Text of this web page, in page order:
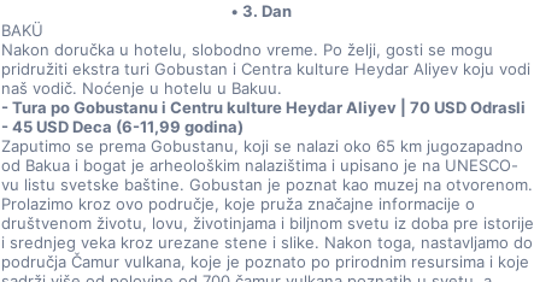
3. Dan
BAKÜ
Nakon doručka u hotelu, slobodno vreme. Po želji, gosti se mogu
pridružiti ekstra turi Gobustan i Centra kulture Heydar Aliyev koju vodi
naš vodič. Noćenje u hotelu u Bakuu.
- Tura po Gobustanu i Centru kulture Heydar Aliyev | 70 USD Odrasli
- 45 USD Deca (6-11,99 godina)
Zaputimo se prema Gobustanu, koji se nalazi oko 65 km jugozapadno
od Bakua i bogat je arheološkim nalazištima i upisano je na UNESCO-
vu listu svetske baštine. Gobustan je poznat kao muzej na otvorenom.
Prolazimo kroz ovo područje, koje pruža značajne informacije o
društvenom životu, lovu, životinjama i biljnom svetu iz doba pre istorije
i srednjeg veka kroz urezane stene i slike. Nakon toga, nastavljamo do
područja Čamur vulkana, koje je poznato po prirodnim resursima i koje